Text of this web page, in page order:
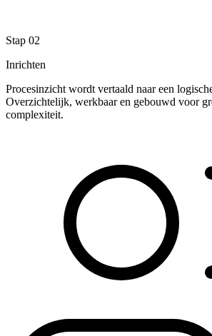
Stap 02
Inrichten
Procesinzicht wordt vertaald naar een
Overzichtelijk, werkbaar en gebouwd voor
complexiteit.